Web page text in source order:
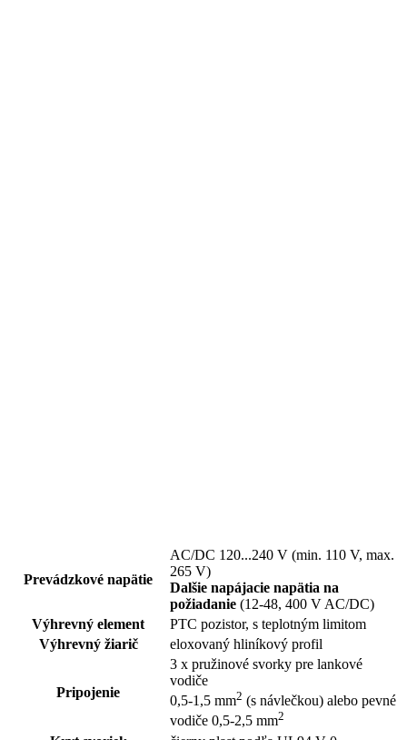
Prevádzkové napätie
AC/DC 120...240 V (min. 110 V, max.
265 V)
Dalšie napájacie napätia na
požiadanie (12-48, 400 V AC/DC)
Výhrevný element
PTC pozistor, s teplotným limitom
Výhrevný žiarič
eloxovaný hliníkový profil
Pripojenie
3 x pružinové svorky pre lankové
vodiče
0,5-1,5 mm2 (s návlečkou) alebo pevné
vodiče 0,5-2,5 mm2